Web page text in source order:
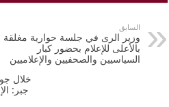
السابق
وزير الرى في جلسة حوارية مغلقة
بالأعلى للإعلام بحضور كبار
السياسيين والصحفيين والإعلاميين
جبر: